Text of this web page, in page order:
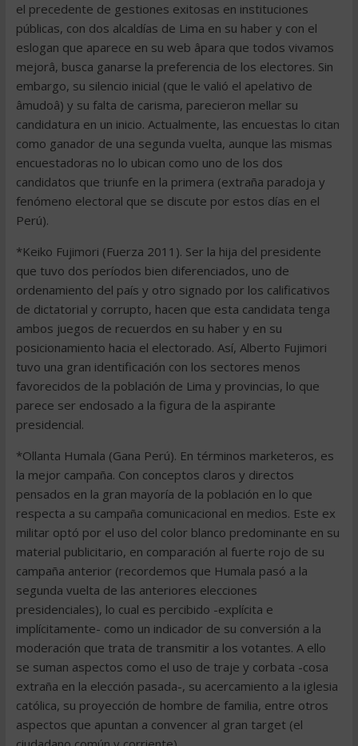
el precedente de gestiones exitosas en instituciones
públicas, con dos alcaldías de Lima en su haber y con el
eslogan que aparece en su web âpara que todos vivamos
mejorâ, busca ganarse la preferencia de los electores. Sin
embargo, su silencio inicial (que le valió el apelativo de
âmudoâ) y su falta de carisma, parecieron mellar su
candidatura en un inicio. Actualmente, las encuestas lo citan
como ganador de una segunda vuelta, aunque las mismas
encuestadoras no lo ubican como uno de los dos
candidatos que triunfe en la primera (extraña paradoja y
fenómeno electoral que se discute por estos días en el
Perú).
*Keiko Fujimori (Fuerza 2011). Ser la hija del presidente
que tuvo dos períodos bien diferenciados, uno de
ordenamiento del país y otro signado por los calificativos
de dictatorial y corrupto, hacen que esta candidata tenga
ambos juegos de recuerdos en su haber y en su
posicionamiento hacia el electorado. Así, Alberto Fujimori
tuvo una gran identificación con los sectores menos
favorecidos de la población de Lima y provincias, lo que
parece ser endosado a la figura de la aspirante
presidencial.
*Ollanta Humala (Gana Perú). En términos marketeros, es
la mejor campaña. Con conceptos claros y directos
pensados en la gran mayoría de la población en lo que
respecta a su campaña comunicacional en medios. Este ex
militar optó por el uso del color blanco predominante en su
material publicitario, en comparación al fuerte rojo de su
campaña anterior (recordemos que Humala pasó a la
segunda vuelta de las anteriores elecciones
presidenciales), lo cual es percibido -explícita e
implícitamente- como un indicador de su conversión a la
moderación que trata de transmitir a los votantes. A ello
se suman aspectos como el uso de traje y corbata -cosa
extraña en la elección pasada-, su acercamiento a la iglesia
católica, su proyección de hombre de familia, entre otros
aspectos que apuntan a convencer al gran target (el